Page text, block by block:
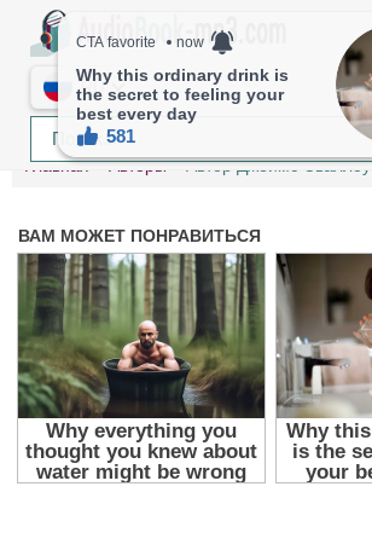
RU
Главная Авторы Автор Джеймс Сваллоу